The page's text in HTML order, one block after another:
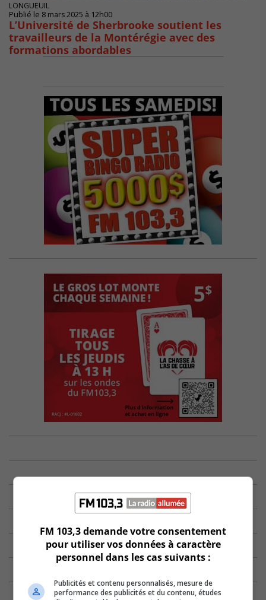
LONGUEUIL
Publié le 8 mars 2025 à 12h00
L’Université de Sherbrooke soutient les
travailleurs de la Montérégie avec des
formations abordables
FM 103,3 demande votre consentement
pour utiliser vos données à caractère
personnel dans les cas suivants :
Publicités et contenu personnalisés, mesure de
performance des publicités et du contenu, études